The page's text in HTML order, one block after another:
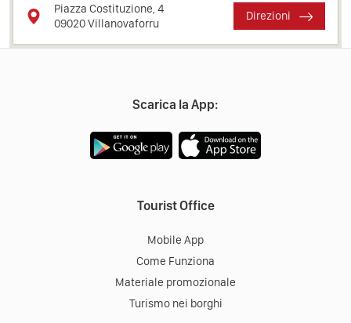
Piazza Costituzione, 4
09020Villanovaforru
Direzioni
Scarica la App:
Tourist Office
Mobile App
Come Funziona
Materiale promozionale
Turismo nei borghi